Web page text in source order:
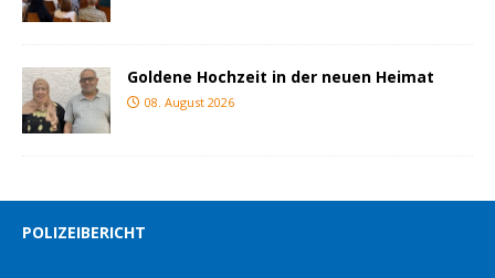
Goldene Hochzeit in der neuen Heimat
08. August 2026
POLIZEIBERICHT